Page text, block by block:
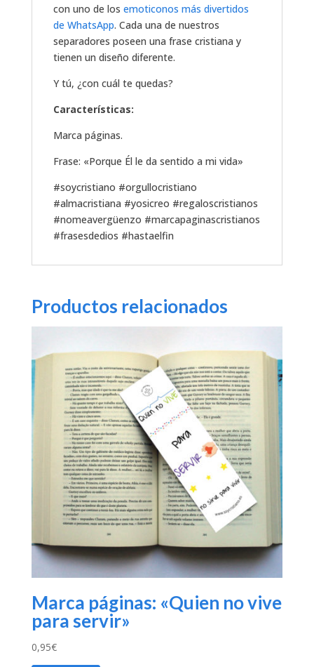
con uno de los emoticonos más divertidos
de WhatsApp. Cada una de nuestros
separadores poseen una frase cristiana y
tienen un diseño diferente.
Y tú, ¿con cuál te quedas?
Características:
Marca páginas.
Frase: «Porque Él le da sentido a mi vida»
#soycristiano #orgullocristiano
#almacristiana #yosicreo #regaloscristianos
#nomeavergüenzo #marcapaginascristianos
#frasesdedios #hastaelfin
Productos relacionados
Marca páginas: «Quien no vive
para servir»
0,95€